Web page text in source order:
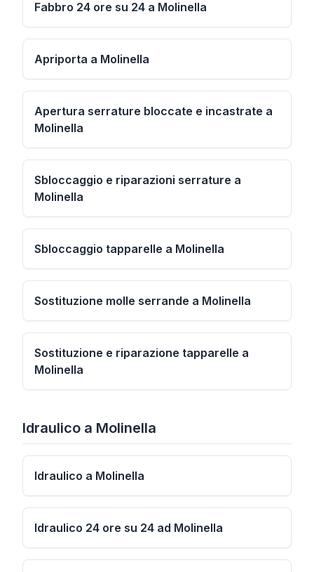
Fabbro 24 ore su 24 a Molinella
Apriporta a Molinella
Apertura serrature bloccate e incastrate a
Molinella
Sbloccaggio e riparazioni serrature a
Molinella
Sbloccaggio tapparelle a Molinella
Sostituzione molle serrande a Molinella
Sostituzione e riparazione tapparelle a
Molinella
Idraulico a Molinella
Idraulico a Molinella
Idraulico 24 ore su 24 ad Molinella